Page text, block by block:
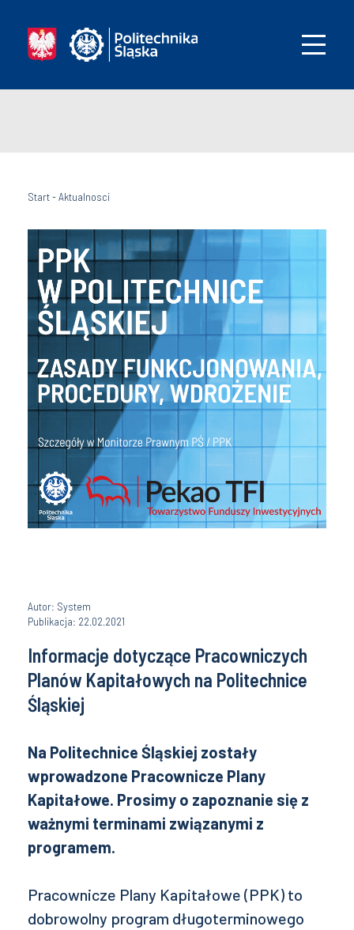
Start-Aktualnosci
Autor: System
Publikacja: 22.02.2021
Informacje dotyczące Pracowniczych
Planów Kapitałowych na Politechnice
Śląskiej
Na Politechnice Śląskiej zostały
wprowadzone Pracownicze Plany
Kapitałowe. Prosimy o zapoznanie się z
ważnymi terminami związanymi z
programem.
Pracownicze Plany Kapitałowe (PPK) to
dobrowolny program długoterminowego